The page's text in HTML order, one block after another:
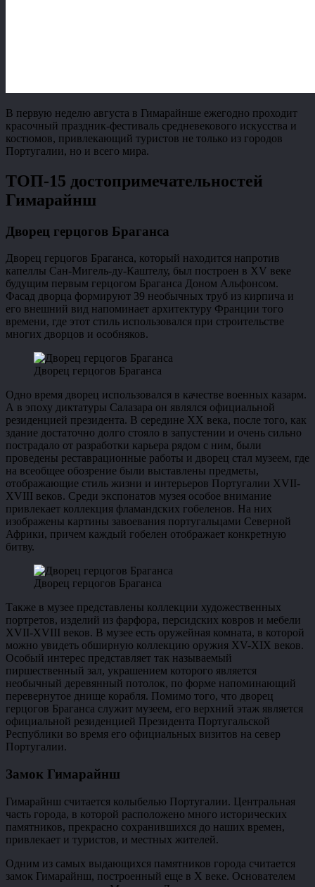
В первую неделю августа в Гимарайнше ежегодно проходит
красочный праздник-фестиваль средневекового искусства и
костюмов, привлекающий туристов не только из городов
Португалии, но и всего мира.
ТОП-15 достопримечательностей
Гимарайнш
Дворец герцогов Браганса
Дворец герцогов Браганса, который находится напротив
капеллы Сан-Мигель-ду-Каштелу, был построен в XV веке
будущим первым герцогом Браганса Доном Альфонсом.
Фасад дворца формируют 39 необычных труб из кирпича и
его внешний вид напоминает архитектуру Франции того
времени, где этот стиль использовался при строительстве
многих дворцов и особняков.
Дворец герцогов Браганса
Одно время дворец использовался в качестве военных казарм.
А в эпоху диктатуры Салазара он являлся официальной
резиденцией президента. В середине XX века, после того, как
здание достаточно долго стояло в запустении и очень сильно
пострадало от разработки карьера рядом с ним, были
проведены реставрационные работы и дворец стал музеем, где
на всеобщее обозрение были выставлены предметы,
отображающие стиль жизни и интерьеров Португалии XVII-
XVIII веков. Среди экспонатов музея особое внимание
привлекает коллекция фламандских гобеленов. На них
изображены картины завоевания португальцами Северной
Африки, причем каждый гобелен отображает конкретную
битву.
Дворец герцогов Браганса
Также в музее представлены коллекции художественных
портретов, изделий из фарфора, персидских ковров и мебели
XVII-XVIII веков. В музее есть оружейная комната, в которой
можно увидеть обширную коллекцию оружия XV-XIX веков.
Особый интерес представляет так называемый
пиршественный зал, украшением которого является
необычный деревянный потолок, по форме напоминающий
перевернутое днище корабля. Помимо того, что дворец
герцогов Браганса служит музеем, его верхний этаж является
официальной резиденцией Президента Португальской
Республики во время его официальных визитов на север
Португалии.
Замок Гимарайнш
Гимарайнш считается колыбелью Португалии. Центральная
часть города, в которой расположено много исторических
памятников, прекрасно сохранившихся до наших времен,
привлекает и туристов, и местных жителей.
Одним из самых выдающихся памятников города считается
замок Гимарайнш, построенный еще в Х веке. Основателем